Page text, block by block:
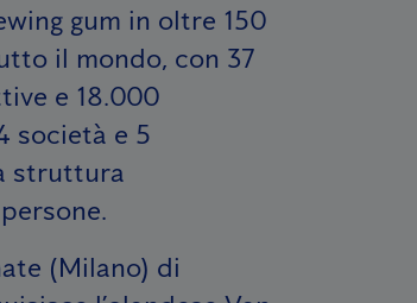
gum in oltre 150
il mondo, con 37
e 18.000
società e 5
struttura
(Milano) di